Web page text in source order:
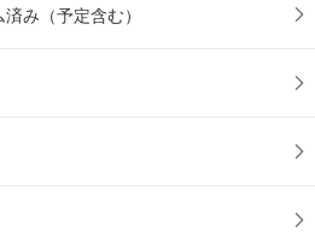
み（予定含む）